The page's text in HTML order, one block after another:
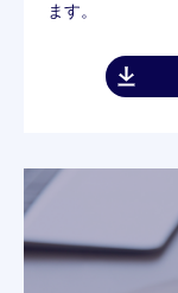
ます。